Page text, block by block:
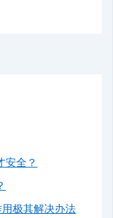
安全？
极其解决办法